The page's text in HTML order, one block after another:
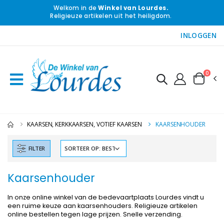
Welkom in deWinkel van Lourdes.
Religieuze artikelen uit het heiligdom.
INLOGGEN
0
KAARSEN, KERKKAARSEN, VOTIEF KAARSEN KAARSENHOUDER
FILTER
Kaarsenhouder
In onze online winkel van de bedevaartplaats Lourdes vindt u
een ruime keuze aan kaarsenhouders. Religieuze artikelen
online bestellen tegen lage prijzen. Snelle verzending.